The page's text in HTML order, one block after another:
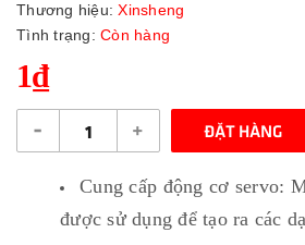
Thương hiệu: Xinsheng
Tình trạng: Còn hàng
1₫
- + ĐẶT HÀNG
Cung cấp động cơ servo:
được sử dụng để tạo ra các